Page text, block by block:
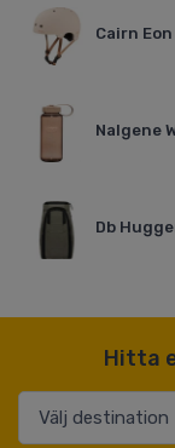
Cairn
Nalgene
Db
Hitta